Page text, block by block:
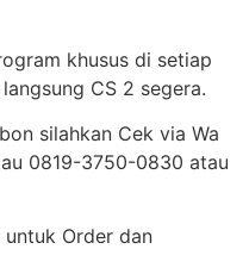
khusus di setiap
CS 2 segera.
silahkan Cek via Wa
0819-3750-0830 atau
Order dan